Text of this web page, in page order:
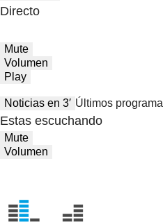
Directo
Mute
Volumen
Play
Noticias en 3′ Últimos
Estas escuchando
Mute
Volumen